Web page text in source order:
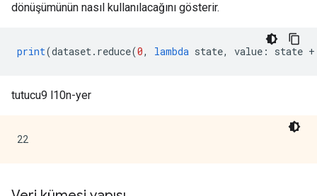
dönüşümünün nasıl kullanılacağını gösterir.
print(dataset. reduce(0, lambda state, value : state +
tutucu9 l10n-yer